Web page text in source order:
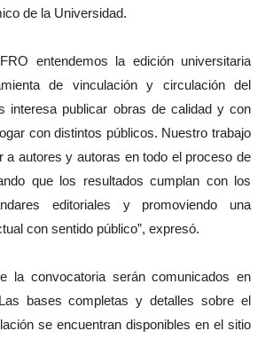
de la Universidad.
entendemos la edición universitaria
de vinculación y circulación del
interesa publicar obras de calidad y con
con distintos públicos. Nuestro trabajo
a autores y autoras en todo el proceso de
que los resultados cumplan con los
editoriales y promoviendo una
con sentido público”, expresó.
la convocatoria serán comunicados en
bases completas y detalles sobre el
se encuentran disponibles en el sitio